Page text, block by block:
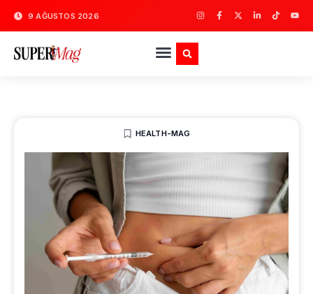
9 AĞUSTOS 2026
HEALTH-MAG